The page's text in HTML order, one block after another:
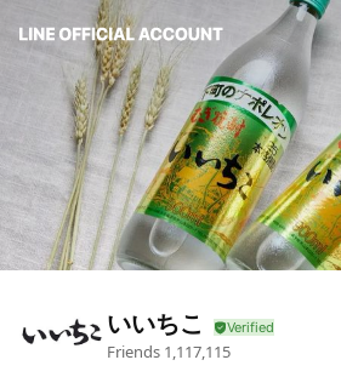
いいちこ
Friends 1,117,115